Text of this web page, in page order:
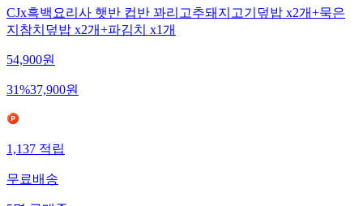
CJx흑백요리사 햇반 컵반 꽈리고추돼지고기덮밥 x2개+묵은
지참치덮밥 x2개+파김치 x1개
54,900원
31%37,900원
1,137적립
무료배송